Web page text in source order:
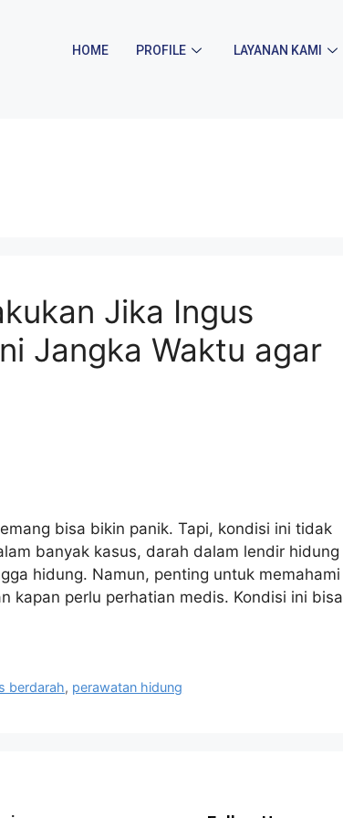
HOME PROFILE LAYANAN KAMI
Jika Ingus
Jangka Waktu agar
bisa bikin panik. Tapi, kondisi ini tidak
banyak kasus, darah dalam lendir hidung
hidung. Namun, penting untuk memahami
kapan perlu perhatian medis. Kondisi ini bisa
berdarah, perawatan hidung